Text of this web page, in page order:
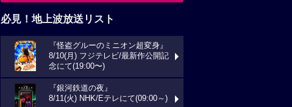
必見！地上波放送リスト
『怪盗グルーのミニオン超変身』
8/10(月) フジテレビ/最新作公開記
念にて(19:00〜)
『銀河鉄道の夜』
8/11(火) NHK/Eテレにて(09:00～)